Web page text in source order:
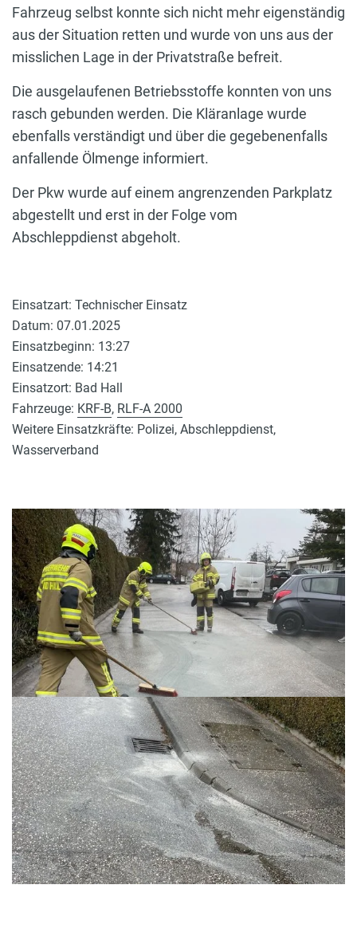
Fahrzeug selbst konnte sich nicht mehr eigenständig
aus der Situation retten und wurde von uns aus der
misslichen Lage in der Privatstraße befreit.
Die ausgelaufenen Betriebsstoffe konnten von uns
rasch gebunden werden. Die Kläranlage wurde
ebenfalls verständigt und über die gegebenenfalls
anfallende Ölmenge informiert.
Der Pkw wurde auf einem angrenzenden Parkplatz
abgestellt und erst in der Folge vom
Abschleppdienst abgeholt.
Einsatzart: Technischer Einsatz
Datum: 07.01.2025
Einsatzbeginn: 13:27
Einsatzende: 14:21
Einsatzort: Bad Hall
Fahrzeuge: KRF-B, RLF-A 2000
Weitere Einsatzkräfte: Polizei, Abschleppdienst,
Wasserverband